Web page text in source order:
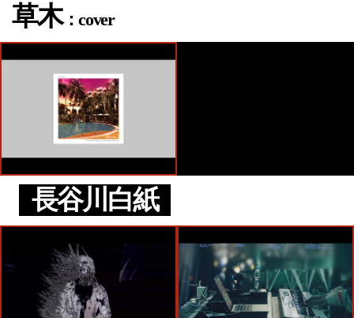
草木：cover
長谷川白紙